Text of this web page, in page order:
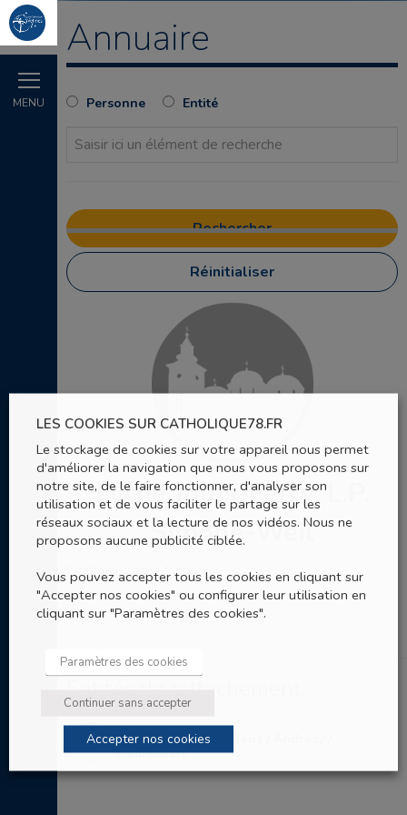
MENU
Annuaire
Personne Entité
Réinitialiser
Lycée Jules-Ferry, L.P.
Simone-Weil
Conflans-Sainte-Honorine
Aumônerie de Conflans / Andrésy /
Maurecourt
LES COOKIES SUR CATHOLIQUE78.FR
Le stockage de cookies sur votre appareil nous permet
d'améliorer la navigation que nous vous proposons sur
notre site, de le faire fonctionner, d'analyser son
utilisation et de vous faciliter le partage sur les
réseaux sociaux et la lecture de nos vidéos. Nous ne
proposons aucune publicité ciblée.
Vous pouvez accepter tous les cookies en cliquant sur
"Accepter nos cookies" ou configurer leur utilisation en
cliquant sur "Paramètres des cookies".
Paramètres des cookies
Continuer sans accepter
Accepter nos cookies